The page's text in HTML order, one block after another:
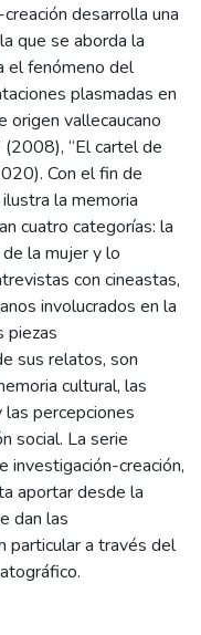
desarrolla una
que se aborda la
el fenómeno del
plasmadas en
origen vallecaucano
(2008), “El cartel de
Con el fin de
la memoria
cuatro categorías: la
la mujer y lo
con cineastas,
involucrados en la
piezas
sus relatos, son
cultural, las
percepciones
social. La serie
creación,
aportar desde la
dan las
particular a través del